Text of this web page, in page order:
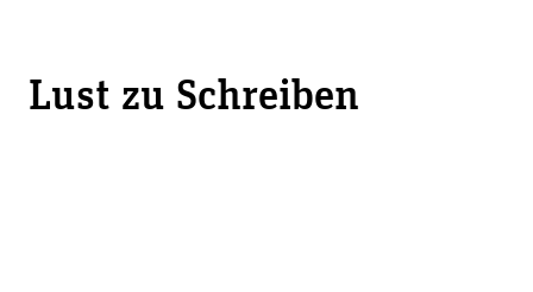
Lust zu Schreiben